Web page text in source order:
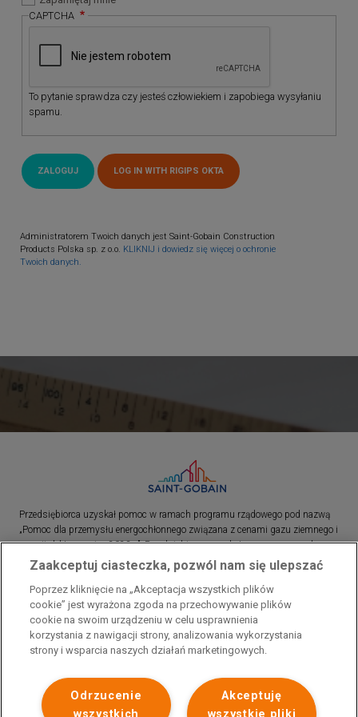
CAPTCHA
To pytanie sprawdza czy jesteś człowiekiem i zapobiega wysyłaniu
spamu.
Administratorem Twoich danych jest Saint-Gobain Construction
Products Polska sp. z o.o. KLIKNIJ i dowiedz się więcej o ochronie
Twoich danych.
Przedsiębiorca uzyskał pomoc w ramach programu rządowego pod nazwą
„Pomoc dla przemysłu energochłonnego związana z cenami gazu ziemnego i
energii elektrycznej w 2023 r.”. Przedsiębiorca uzyskał pomoc w ramach
programu rządowego pod nazwą: „Pomoc dla sektorów energochłonnych
związana z nagłymi wzrostami cen gazu ziemnego i energii elektrycznej w
2022 r.”
Zaakceptuj ciasteczka, pozwól nam się ulepszać
Poprzez kliknięcie na „Akceptacja wszystkich plików
cookie” jest wyrażona zgoda na przechowywanie plików
cookie na swoim urządzeniu w celu usprawnienia
korzystania z nawigacji strony, analizowania wykorzystania
strony i wsparcia naszych działań marketingowych.
Akceptuję
wszystkie pliki
Odrzucenie
wszystkich